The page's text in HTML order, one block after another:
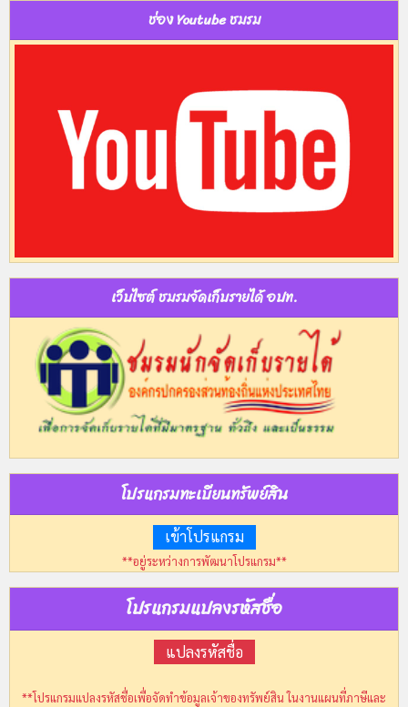
ช่อง Youtube ชมรม
เว็บไซต์ ชมรมจัดเก็บรายได้ อปท.
โปรแกรมทะเบียนทรัพย์สิน
เข้าโปรแกรม
**อยู่ระหว่างการพัฒนาโปรแกรม**
โปรแกรมแปลงรหัสชื่อ
แปลงรหัสชื่อ
**โปรแกรมแปลงรหัสชื่อเพื่อจัดทำข้อมูลเจ้าของทรัพย์สิน ในงานแผนที่ภาษีและ